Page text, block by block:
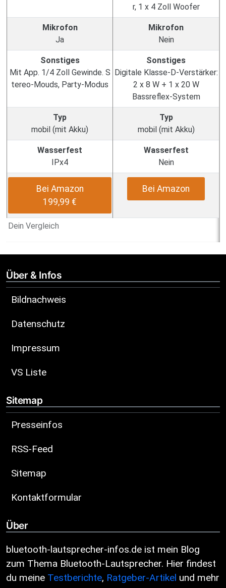
Dein Vergleich
r, 1 x 4 Zoll Woofer
Mikrofon
Ja
Mikrofon
Nein
Sonstiges
Mit App. 1/4 Zoll Gewinde. S
tereo-Mouds, Party-Modus
Sonstiges
Digitale Klasse-D-Verstärker:
2 x 8 W + 1 x 20 W
Bassreflex-System
Typ
mobil (mit Akku)
Typ
mobil (mit Akku)
Wasserfest
IPx4
Wasserfest
Nein
Bei Amazon
199,99 €
Bei Amazon
Über & Infos
Bildnachweis
Datenschutz
Impressum
VS Liste
Sitemap
Presseinfos
RSS-Feed
Sitemap
Kontaktformular
Über
bluetooth-lautsprecher-infos.de ist mein Blog
zum Thema Bluetooth-Lautsprecher. Hier findest
du meine Testberichte, Ratgeber-Artikel und mehr